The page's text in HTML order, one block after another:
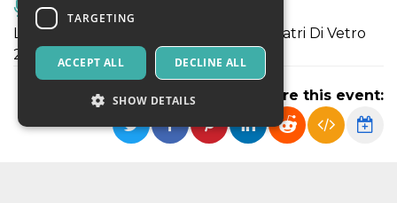
Music, Live Events, Clubs
L'evento è inserito nel cartellone di Teatri Di Vetro
2022
Share this event:
TARGETING
ACCEPT ALL DECLINE ALL
SHOW DETAILS